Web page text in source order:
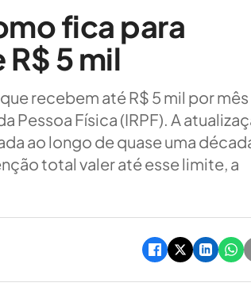
fica para
5 mil
recebem até R$ 5 mil por mês
Pessoa Física (IRPF). A
ao longo de quase uma
total valer até esse limite, a